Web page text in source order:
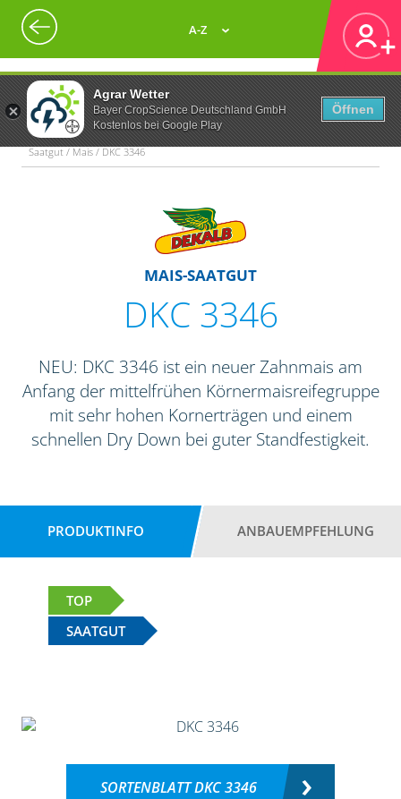
Agrar Wetter
Bayer CropScience Deutschland GmbH
Kostenlos bei Google Play
Öffnen
A-Z
Saatgut / Mais / DKC 3346
MAIS-SAATGUT
DKC 3346
NEU: DKC 3346 ist ein neuer Zahnmais am
Anfang der mittelfrühen Körnermaisreifegruppe
mit sehr hohen Kornerträgen und einem
schnellen Dry Down bei guter Standfestigkeit.
PRODUKTINFO ANBAUEMPFEHLUNG
TOP
SAATGUT
SORTENBLATT DKC 3346